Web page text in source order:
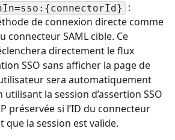
:
de connexion directe comme
connecteur SAML cible. Ce
directement le flux
SSO sans afficher la page de
sera automatiquement
la session d’assertion SSO
préservée si l’ID du connecteur
que la session est valide.